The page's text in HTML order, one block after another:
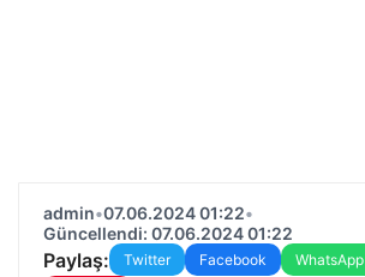
admin•07.06.2024 01:22•
Güncellendi: 07.06.2024 01:22
Paylaş: Twitter Facebook WhatsApp